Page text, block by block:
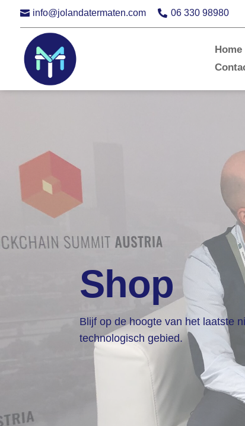
 info@jolandatermaten.com  06 330 98980
Home
Shop
Blijf op de hoogte van het laatste
technologisch gebied.